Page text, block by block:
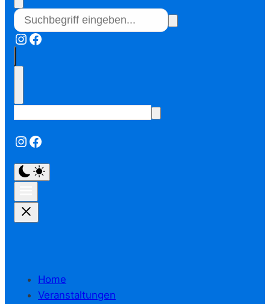
Instagram
Facebook
Instagram
Facebook
Home
Veranstaltungen